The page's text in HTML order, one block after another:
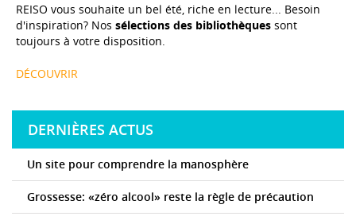
REISO vous souhaite un bel été, riche en lecture... Besoin
d'inspiration? Nos sélections des bibliothèques sont
toujours à votre disposition.
DÉCOUVRIR
DERNIÈRES ACTUS
Un site pour comprendre la manosphère
Grossesse: «zéro alcool» reste la règle de précaution